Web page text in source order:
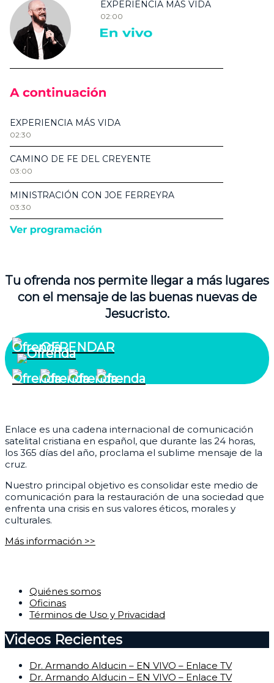
Tu ofrenda nos permite llegar a más lugares
con el mensaje de las buenas nuevas de
Jesucristo.
OFRENDAR
Enlace es una cadena internacional de comunicación
satelital cristiana en español, que durante las 24 horas,
los 365 días del año, proclama el sublime mensaje de la
cruz.
Nuestro principal objetivo es consolidar este medio de
comunicación para la restauración de una sociedad que
enfrenta una crisis en sus valores éticos, morales y
culturales.
Más información >>
Quiénes somos
Oficinas
Términos de Uso y Privacidad
Videos Recientes
Dr. Armando Alducin – EN VIVO – Enlace TV
Dr. Armando Alducin – EN VIVO – Enlace TV